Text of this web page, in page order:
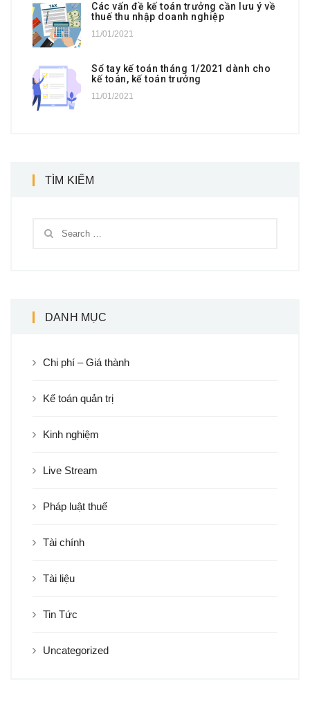
Các vấn đề kế toán trưởng cần lưu ý về
thuế thu nhập doanh nghiệp
11/01/2021
Sổ tay kế toán tháng 1/2021 dành cho
kế toán, kế toán trưởng
11/01/2021
TÌM KIẾM
DANH MỤC
Chi phí – Giá thành
Kế toán quản trị
Kinh nghiệm
Live Stream
Pháp luật thuế
Tài chính
Tài liệu
Tin Tức
Uncategorized